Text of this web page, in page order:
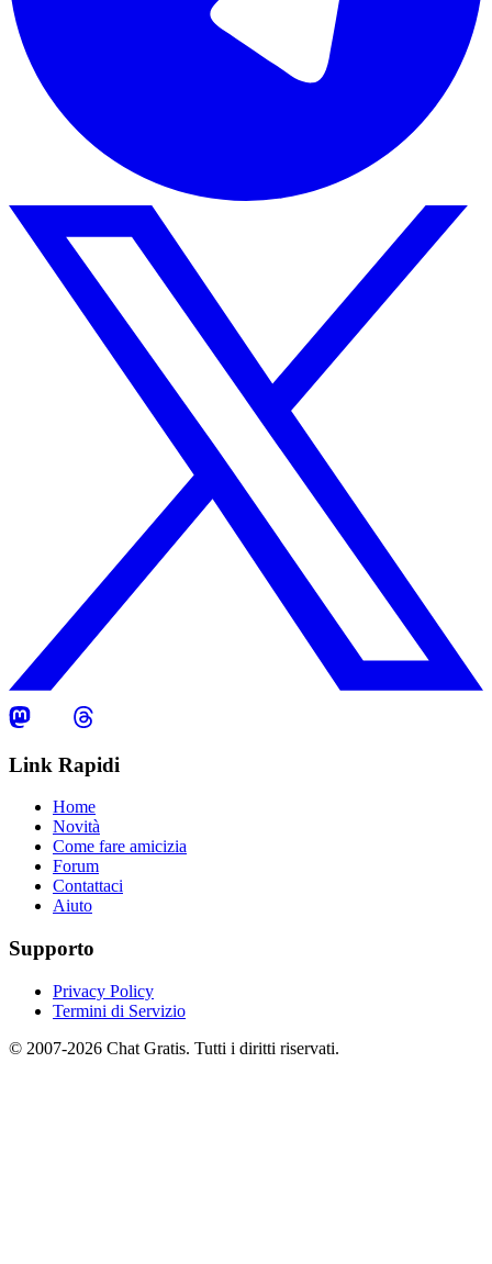
Link Rapidi
Home
Novità
Come fare amicizia
Forum
Contattaci
Aiuto
Supporto
Privacy Policy
Termini di Servizio
© 2007-2026 Chat Gratis. Tutti i diritti riservati.